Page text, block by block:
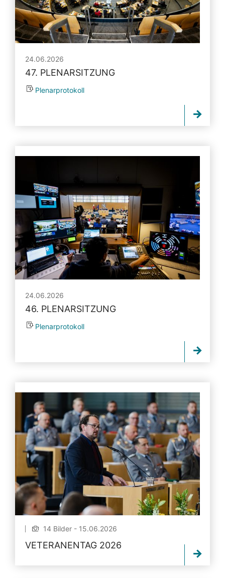
24.06.2026
47. PLENARSITZUNG
Plenarprotokoll
24.06.2026
46. PLENARSITZUNG
Plenarprotokoll
14 Bilder - 15.06.2026
VETERANENTAG 2026